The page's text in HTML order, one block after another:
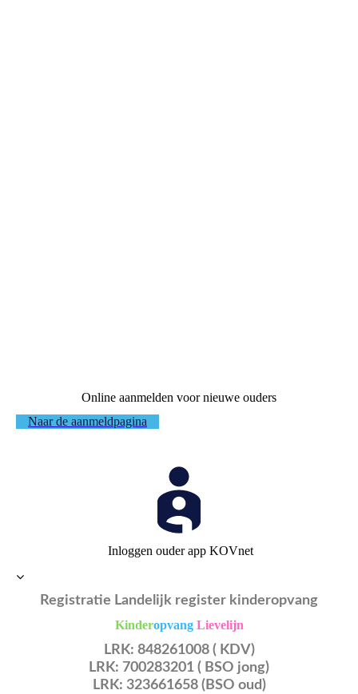
Online aanmelden voor nieuwe ouders
Naar de aanmeldpagina
Inloggen ouder app KOVnet
Registratie Landelijk register kinderopvang
KinderopvangLievelijn
LRK: 848261008 ( KDV)
LRK: 700283201 ( BSO jong)
LRK: 323661658 (BSO oud)